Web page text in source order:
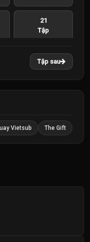
21
Tập
24
Tập
27
30
Tập
Tập sau
Vietsub The Gift